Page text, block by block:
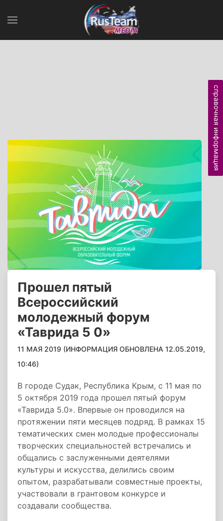
Прошел пятый
Всероссийский
молодежный форум
«Таврида 5 0»
11 МАЯ 2019 (ИНФОРМАЦИЯ ОБНОВЛЕНА 12.05.2019,
10:46)
В городе Судак, Республика Крым, с 11 мая по
5 октября 2019 года прошел пятый форум
«Таврида 5.0». Впервые он проводился на
протяжении пяти месяцев подряд. В рамках 15
тематических смен молодые профессионалы
творческих специальностей встречались и
общались с заслуженными деятелями
культуры и искусства, делились своим
опытом, разрабатывали совместные проекты,
участвовали в грантовом конкурсе и
создавали сообщества.
справочная информация